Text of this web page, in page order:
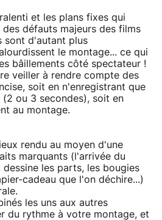
et les plans fixes qui
défauts majeurs des films
sont d'autant plus
le montage... ce qui
bâillements côté spectateur !
veiller à rendre compte des
soit en n'enregistrant que
ou 3 secondes), soit en
au montage.
rendu au moyen d'une
marquants (l'arrivée du
les parts, les bougies
cadeau que l'on déchire...)
les uns aux autres
du rythme à votre montage, et